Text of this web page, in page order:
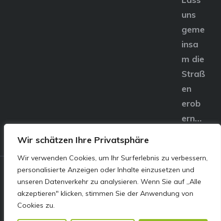
Wir schätzen Ihre Privatsphäre
Wir verwenden Cookies, um Ihr Surferlebnis zu verbessern,
personalisierte Anzeigen oder Inhalte einzusetzen und
unseren Datenverkehr zu analysieren. Wenn Sie auf „Alle
akzeptieren" klicken, stimmen Sie der Anwendung von
Cookies zu.
uns
geme
insa
m die
Straß
en
erob
ern…
© E&S Motors GmbH,
Linzer Straße 83 4240
Freistadt